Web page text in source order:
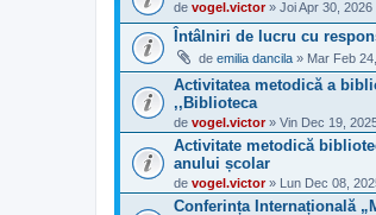
de vogel.victor» Joi Apr 30, 2026
Întâlniri de lucru cu
de emilia dancila » Mar Feb
Activitatea metodică a
,,Biblioteca
de vogel.victor» Vin Dec 19,
Activitate metodică
anului școlar
de vogel.victor» Lun Dec 08,
Conferința Internațională